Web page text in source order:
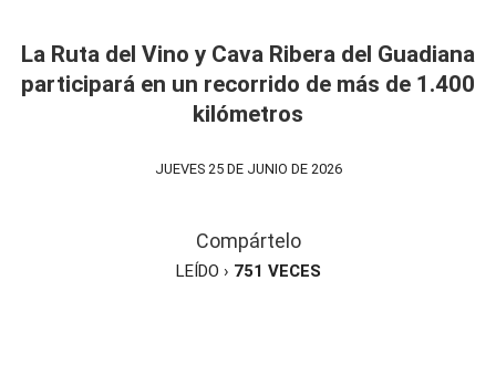
La Ruta del Vino y Cava Ribera del Guadiana
participará en un recorrido de más de 1.400
kilómetros
JUEVES 25 DE JUNIO DE 2026
Compártelo
LEÍDO › 751 VECES